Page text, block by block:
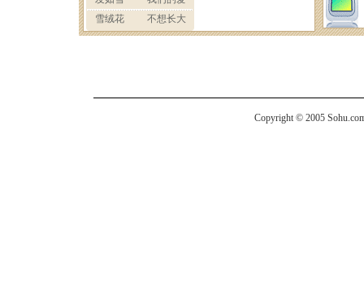
Copyright © 2005